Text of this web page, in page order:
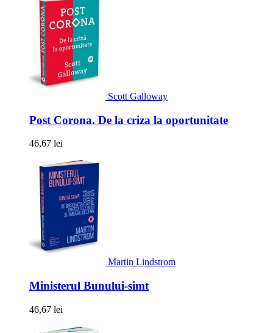
Scott Galloway
Post Corona. De la criza la oportunitate
46,67 lei
Martin Lindstrom
Ministerul Bunului-simt
46,67 lei